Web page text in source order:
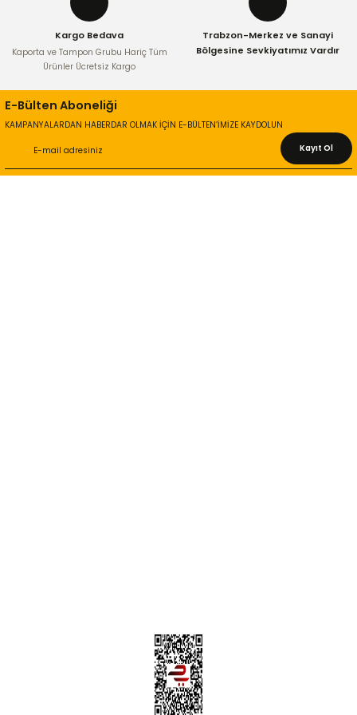
Kargo Bedava
Kaporta ve Tampon Grubu Hariç Tüm
Ürünler Ücretsiz Kargo
Trabzon-Merkez ve Sanayi
Bölgesine Sevkiyatımız Vardır
E-Bülten Aboneliği
KAMPANYALARDAN HABERDAR OLMAK İÇİN E-BÜLTEN’İMİZE KAYDOLUN
Kayıt Ol